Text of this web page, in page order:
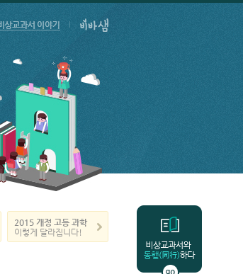
2015 개정 고등 과학
이렇게 달라집니다!